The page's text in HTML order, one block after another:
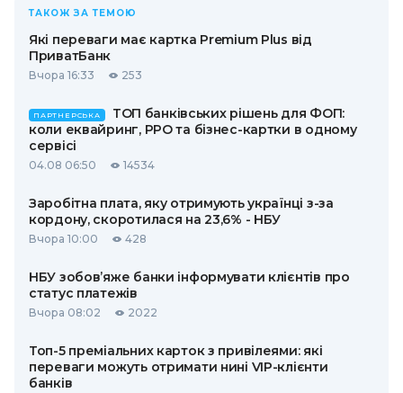
ТАКОЖ ЗА ТЕМОЮ
Які переваги має картка Premium Plus від
ПриватБанк
Вчора 16:33 253
ПАРТНЕРСЬКА
ТОП банківських рішень для ФОП:
коли еквайринг, РРО та бізнес-картки в одному
сервісі
04.08 06:50 14534
Заробітна плата, яку отримують українці з-за
кордону, скоротилася на 23,6% - НБУ
Вчора 10:00 428
НБУ зобов’яже банки інформувати клієнтів про
статус платежів
Вчора 08:02 2022
Топ-5 преміальних карток з привілеями: які
переваги можуть отримати нині VIP-клієнти
банків